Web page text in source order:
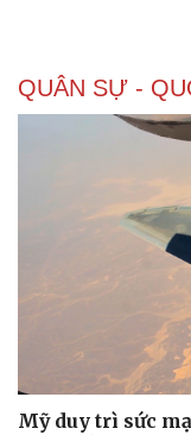
QUÂN SỰ -
Mỹ duy trì sức